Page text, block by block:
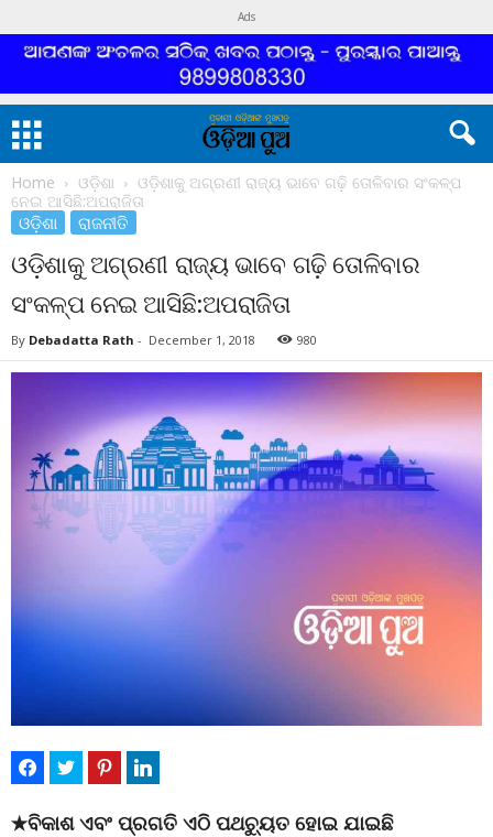
Ads
Home ଓଡ଼ିଶା
ଓଡ଼ିଶାକୁ ଅଗ୍ରଣୀ ରାଜ୍ୟ ଭାବେ ଗଢ଼ି ତୋଳିବାର ସଂକଳ୍ପ
ନେଇ ଆସିଛି:ଅପରାଜିତା
ଓଡ଼ିଶା ରାଜନୀତି
ଓଡ଼ିଶାକୁ ଅଗ୍ରଣୀ ରାଜ୍ୟ ଭାବେ ଗଢ଼ି ତୋଳିବାର
ସଂକଳ୍ପ ନେଇ ଆସିଛି:ଅପରାଜିତା
By Debadatta Rath - December 1, 2018 980
★ବିକାଶ ଏବଂ ପ୍ରଗତି ଏଠି ପଥଚ୍ୟୁତ ହୋଇ ଯାଇଛି